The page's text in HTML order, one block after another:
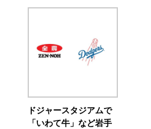
ドジャースタジアムで
「いわて牛」など岩手